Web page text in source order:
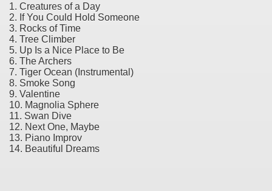
1. Creatures of a Day
2. If You Could Hold Someone
3. Rocks of Time
4. Tree Climber
5. Up Is a Nice Place to Be
6. The Archers
7. Tiger Ocean (Instrumental)
8. Smoke Song
9. Valentine
10. Magnolia Sphere
11. Swan Dive
12. Next One, Maybe
13. Piano Improv
14. Beautiful Dreams